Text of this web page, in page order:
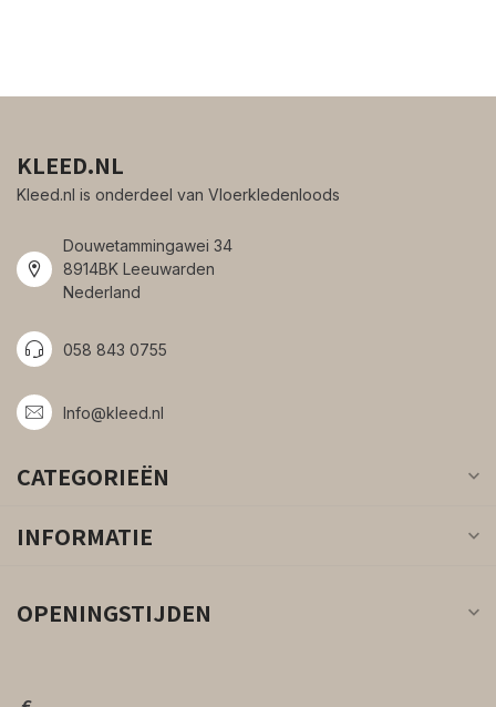
KLEED.NL
Kleed.nl is onderdeel van Vloerkledenloods
Douwetammingawei 34
8914BK Leeuwarden
Nederland
058 843 0755
Info@kleed.nl
CATEGORIEËN
INFORMATIE
OPENINGSTIJDEN